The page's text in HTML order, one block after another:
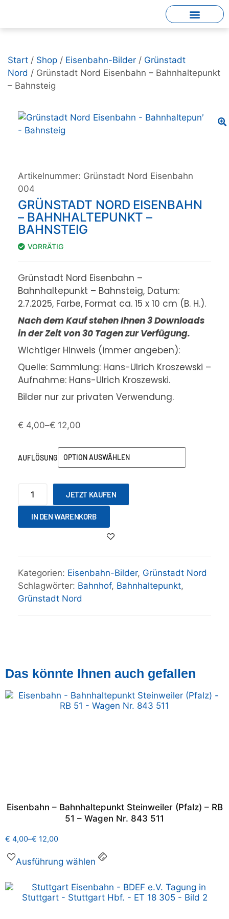
Start / Shop / Eisenbahn-Bilder / Grünstadt
Nord / Grünstadt Nord Eisenbahn – Bahnhaltepunkt
– Bahnsteig
Artikelnummer: Grünstadt Nord Eisenbahn
004
GRÜNSTADT NORD EISENBAHN
– BAHNHALTEPUNKT –
BAHNSTEIG
VORRÄTIG
Grünstadt Nord Eisenbahn –
Bahnhaltepunkt – Bahnsteig, Datum:
2.7.2025, Farbe, Format ca. 15 x 10 cm (B. H.).
Nach dem Kauf stehen Ihnen 3 Downloads
in der Zeit von 30 Tagen zur Verfügung.
Wichtiger Hinweis (immer angeben):
Quelle: Sammlung: Hans-Ulrich Kroszewski –
Aufnahme: Hans-Ulrich Kroszewski.
Bilder nur zur privaten Verwendung.
€ 4,00–€ 12,00
AUFLÖSUNG
JETZT KAUFEN
IN DEN WARENKORB
Kategorien: Eisenbahn-Bilder, Grünstadt Nord
Schlagwörter: Bahnhof, Bahnhaltepunkt,
Grünstadt Nord
Das könnte Ihnen auch gefallen
Eisenbahn – Bahnhaltepunkt Steinweiler (Pfalz) – RB
51 – Wagen Nr. 843 511
€ 4,00–€ 12,00
Ausführung wählen